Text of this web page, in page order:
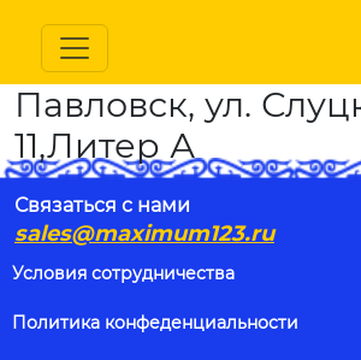
Павловск, ул.
11,Литер А
Связаться с нами
sales@maximum123.ru
Условия сотрудничества
Политика конфеденциальности